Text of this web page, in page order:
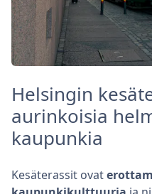
Helsingin
aurinkoisia
kaupunkia
Kesäterassit ovat